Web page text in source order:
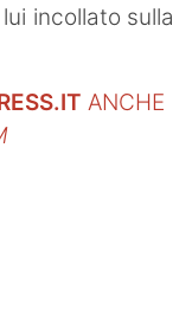
incollato sulla
ANCHE